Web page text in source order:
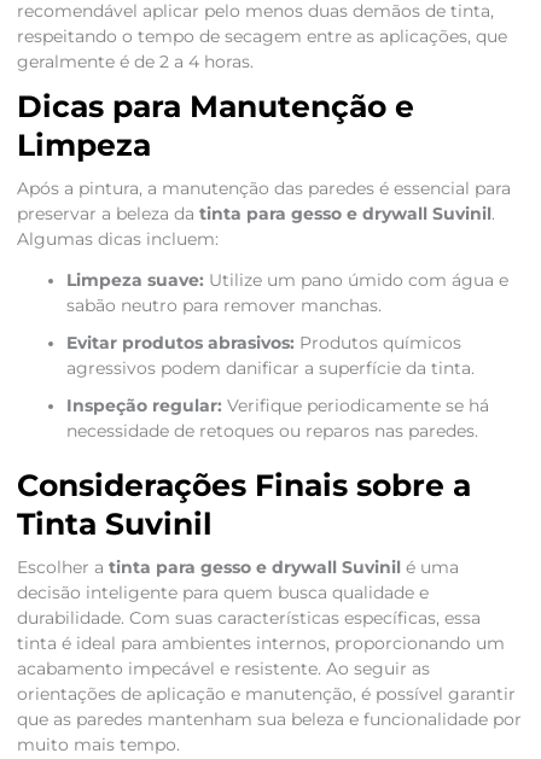
recomendável aplicar pelo menos duas demãos de tinta,
respeitando o tempo de secagem entre as aplicações, que
geralmente é de 2 a 4 horas.
Dicas para Manutenção e
Limpeza
Após a pintura, a manutenção das paredes é essencial para
preservar a beleza da tinta para gesso e drywall Suvinil.
Algumas dicas incluem:
Limpeza suave: Utilize um pano úmido com água e
sabão neutro para remover manchas.
Evitar produtos abrasivos: Produtos químicos
agressivos podem danificar a superfície da tinta.
Inspeção regular: Verifique periodicamente se há
necessidade de retoques ou reparos nas paredes.
Considerações Finais sobre a
Tinta Suvinil
Escolher a tinta para gesso e drywall Suvinil é uma
decisão inteligente para quem busca qualidade e
durabilidade. Com suas características específicas, essa
tinta é ideal para ambientes internos, proporcionando um
acabamento impecável e resistente. Ao seguir as
orientações de aplicação e manutenção, é possível garantir
que as paredes mantenham sua beleza e funcionalidade por
muito mais tempo.